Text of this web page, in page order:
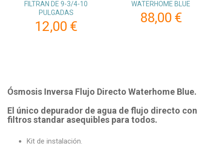
FILTRAN DE 9-3/4-10
PULGADAS
12,00 €
WATERHOME BLUE
88,00 €
Ósmosis Inversa Flujo Directo Waterhome Blue.
El único depurador de agua de flujo directo con
filtros standar asequibles para todos.
Kit de instalación.